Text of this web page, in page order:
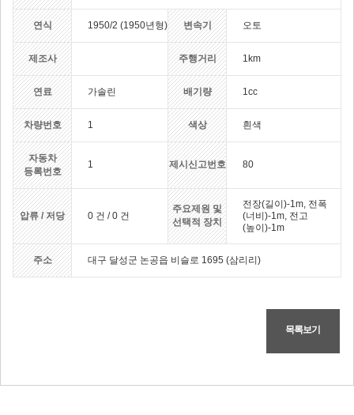
연식 1950/2 (1950년형) 변속기 오토
제조사 주행거리 1km
연료 가솔린 배기량 1cc
차량번호 1 색상 흰색
자동차
등록번호
1 제시신고번호 80
압류 / 저당 0 건 / 0 건
주요제원 및
선택적 장치
전장(길이)-1m, 전폭
(너비)-1m, 전고
(높이)-1m
주소 대구 달성군 논공읍 비슬로 1695 (삼리리)
목록보기